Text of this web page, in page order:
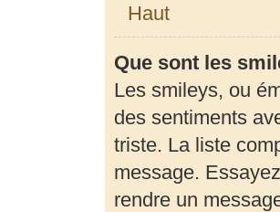
Haut
Que sont les
Les smileys, ou
des sentiments
triste. La liste
message.
rendre un